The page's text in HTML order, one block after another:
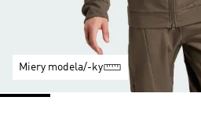
Miery modela/-ky